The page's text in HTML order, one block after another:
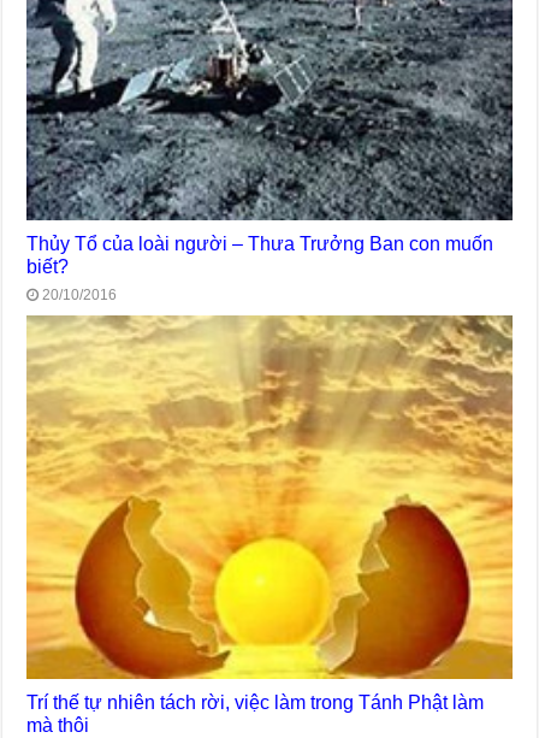
Thủy Tổ của loài người – Thưa Trưởng Ban con muốn
biết?
20/10/2016
Trí thế tự nhiên tách rời, việc làm trong Tánh Phật làm
mà thôi